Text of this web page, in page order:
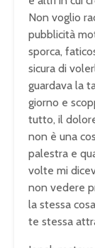
Non voglio
pubblicità
sporca,
sicura di
guardava la
giorno e
tutto, il
non è una
palestra e
volte mi
non vedere
la stessa
te stessa